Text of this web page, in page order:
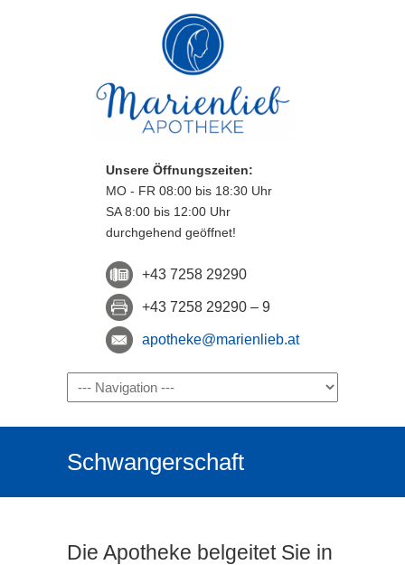
Unsere Öffnungszeiten:
MO - FR 08:00 bis 18:30 Uhr
SA 8:00 bis 12:00 Uhr
durchgehend geöffnet!
+43 7258 29290
+43 7258 29290 – 9
apotheke@marienlieb.at
Schwangerschaft
Die Apotheke belgeitet Sie in